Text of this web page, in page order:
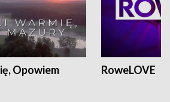
Opowiem
RoweLOVE